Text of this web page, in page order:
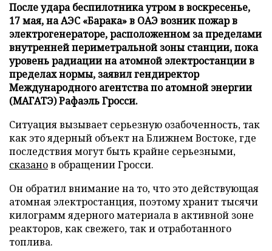
После удара беспилотника утром в воскресенье,
17 мая, на АЭС «Барака» в ОАЭ возник пожар в
электрогенераторе, расположенном за пределами
внутренней периметральной зоны станции, пока
уровень радиации на атомной электростанции в
пределах нормы, заявил гендиректор
Международного агентства по атомной энергии
(МАГАТЭ) Рафаэль Гросси.
Ситуация вызывает серьезную озабоченность, так
как это ядерный объект на Ближнем Востоке, где
последствия могут быть крайне серьезными,
сказанов обращении Гросси.
Он обратил внимание на то, что это действующая
атомная электростанция, поэтому хранит тысячи
килограмм ядерного материала в активной зоне
реакторов, как свежего, так и отработанного
топлива.